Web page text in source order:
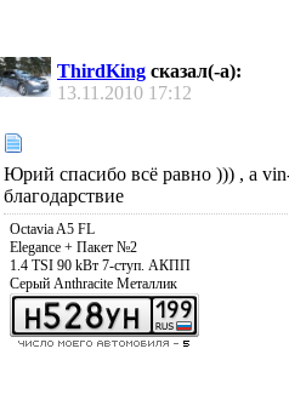
ThirdKing сказал(-а):
13.11.2010 17:12
Юрий спасибо всё равно ))) , а
благодарствие
Octavia A5 FL
Elegance + Пакет №2
1.4 TSI 90 kВт 7-ступ. АКПП
Серый Anthracite Металлик